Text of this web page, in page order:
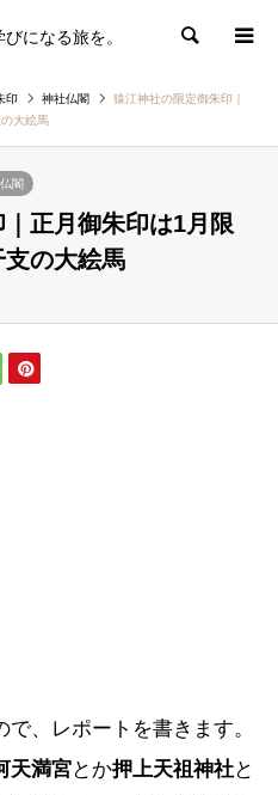
になる旅を。 検索
印 神社仏閣
猿江神社の限定御朱印｜
大絵馬
閣
正月御朱印は1月限
の大絵馬
で、レポートを書きます。
天満宮とか押上天祖神社と